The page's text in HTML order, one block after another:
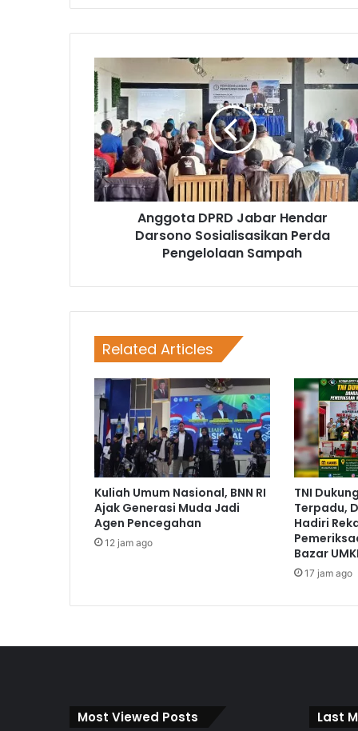
Anggota DPRD Jabar Hendar
Darsono Sosialisasikan Perda
Pengelolaan Sampah
Related Articles
Kuliah Umum Nasional, BNN RI
Ajak Generasi Muda Jadi
Agen Pencegahan
12 jam ago
TNI
Terpadu,
Hadiri
Bazar
17 jam ago
Most Viewed Posts Last